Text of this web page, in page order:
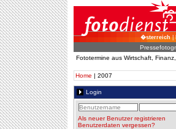
�sterreich|
Fototermine aus Wirtschaft,
Home | 2007
Login
Als neuer Benutzer registrieren
Benutzerdaten vergessen?